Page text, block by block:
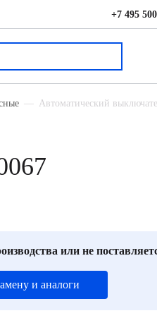
+7 495
Автоматический
или не
и аналоги